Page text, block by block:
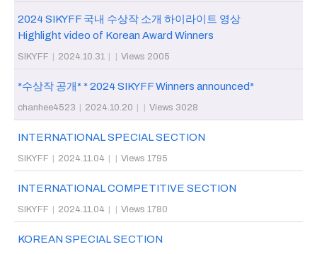
2024 SIKYFF 국내 수상작 소개 하이라이트 영상
Highlight video of Korean Award Winners
SIKYFF | 2024.10.31 | | Views 2005
*수상작 공개* * 2024 SIKYFF Winners announced*
chanhee4523 | 2024.10.20 | | Views 3028
INTERNATIONAL SPECIAL SECTION
SIKYFF | 2024.11.04 | | Views 1795
INTERNATIONAL COMPETITIVE SECTION
SIKYFF | 2024.11.04 | | Views 1780
KOREAN SPECIAL SECTION